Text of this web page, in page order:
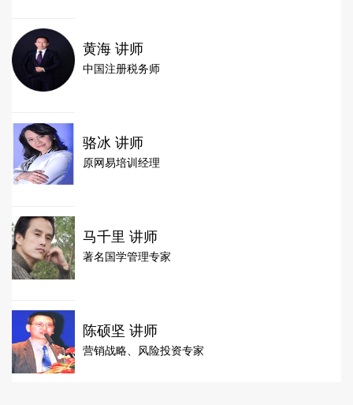
黄海 讲师
中国注册税务师
骆冰 讲师
原网易培训经理
马千里 讲师
著名国学管理专家
陈硕坚 讲师
营销战略、风险投资专家